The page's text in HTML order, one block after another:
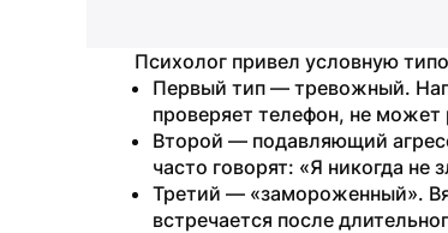
Психолог привел условную
Первый тип — тревожный.
проверяет телефон, не
Второй — подавляющий
часто говорят: «Я никогда не
Третий — «замороженный».
встречается после